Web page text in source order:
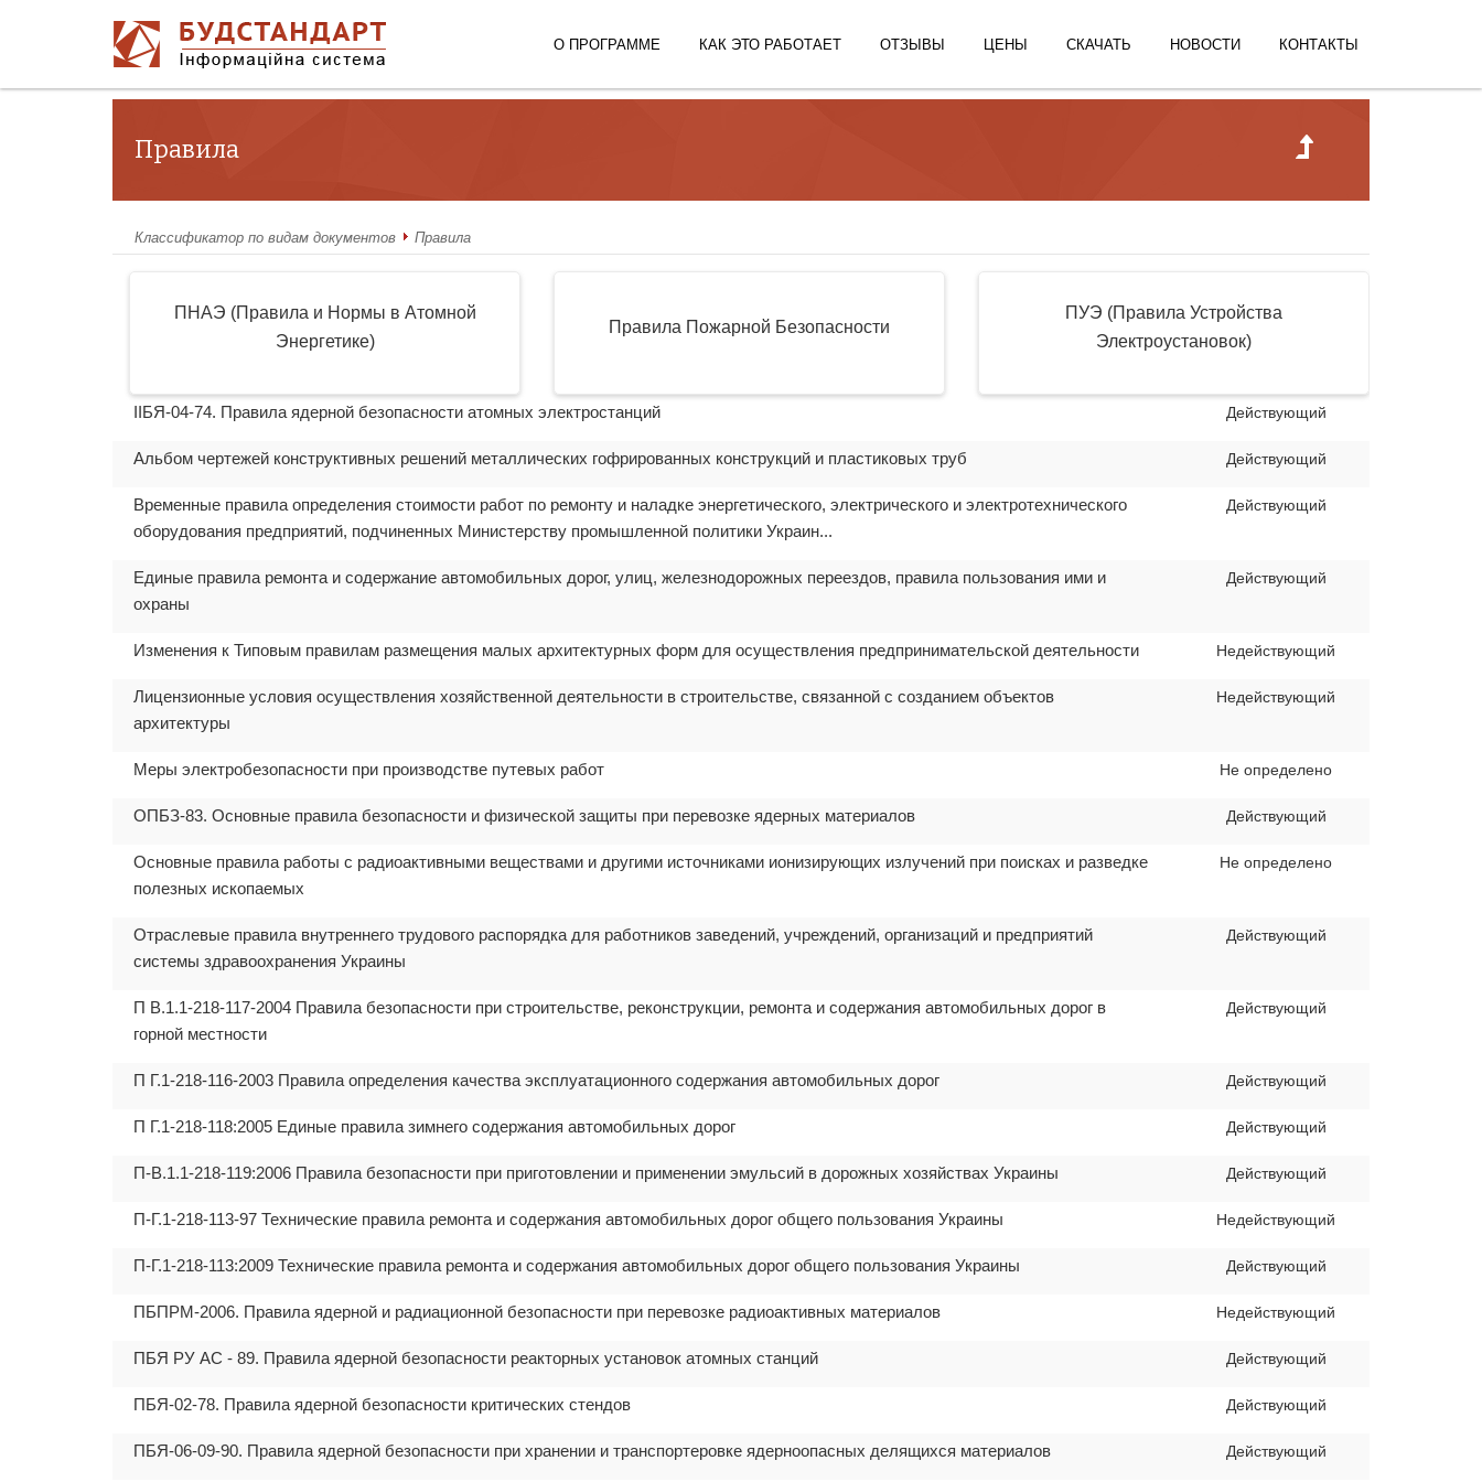
О ПРОГРАММЕ КАК ЭТО РАБОТАЕТ ОТЗЫВЫ ЦЕНЫ СКАЧАТЬ НОВОСТИ КОНТАКТЫ
Правила
Классификатор по видам документов Правила
ПНАЭ (Правила и Нормы в Атомной
Энергетике)
Правила Пожарной Безопасности
ПУЭ (Правила Устройства
Электроустановок)
IIБЯ-04-74. Правила ядерной безопасности атомных электростанций Действующий
Альбом чертежей конструктивных решений металлических гофрированных конструкций и пластиковых труб Действующий
Временные правила определения стоимости работ по ремонту и наладке энергетического, электрического и электротехнического
оборудования предприятий, подчиненных Министерству промышленной политики Украин...
Действующий
Единые правила ремонта и содержание автомобильных дорог, улиц, железнодорожных переездов, правила пользования ими и
охраны
Действующий
Изменения к Типовым правилам размещения малых архитектурных форм для осуществления предпринимательской деятельности Недействующий
Лицензионные условия осуществления хозяйственной деятельности в строительстве, связанной с созданием объектов
архитектуры
Недействующий
Меры электробезопасности при производстве путевых работ Не определено
ОПБЗ-83. Основные правила безопасности и физической защиты при перевозке ядерных материалов Действующий
Основные правила работы с радиоактивными веществами и другими источниками ионизирующих излучений при поисках и разведке
полезных ископаемых
Не определено
Отраслевые правила внутреннего трудового распорядка для работников заведений, учреждений, организаций и предприятий
системы здравоохранения Украины
Действующий
П В.1.1-218-117-2004 Правила безопасности при строительстве, реконструкции, ремонта и содержания автомобильных дорог в
горной местности
Действующий
П Г.1-218-116-2003 Правила определения качества эксплуатационного содержания автомобильных дорог Действующий
П Г.1-218-118:2005 Единые правила зимнего содержания автомобильных дорог Действующий
П-В.1.1-218-119:2006 Правила безопасности при приготовлении и применении эмульсий в дорожных хозяйствах Украины Действующий
П-Г.1-218-113-97 Технические правила ремонта и содержания автомобильных дорог общего пользования Украины Недействующий
П-Г.1-218-113:2009 Технические правила ремонта и содержания автомобильных дорог общего пользования Украины Действующий
ПБПРМ-2006. Правила ядерной и радиационной безопасности при перевозке радиоактивных материалов Недействующий
ПБЯ РУ АС - 89. Правила ядерной безопасности реакторных установок атомных станций Действующий
ПБЯ-02-78. Правила ядерной безопасности критических стендов Действующий
ПБЯ-06-09-90. Правила ядерной безопасности при хранении и транспортеровке ядерноопасных делящихся материалов Действующий